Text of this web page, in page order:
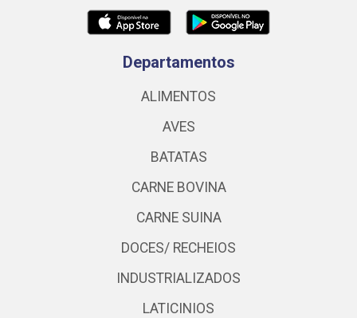
Departamentos
ALIMENTOS
AVES
BATATAS
CARNE BOVINA
CARNE SUINA
DOCES/ RECHEIOS
INDUSTRIALIZADOS
LATICINIOS